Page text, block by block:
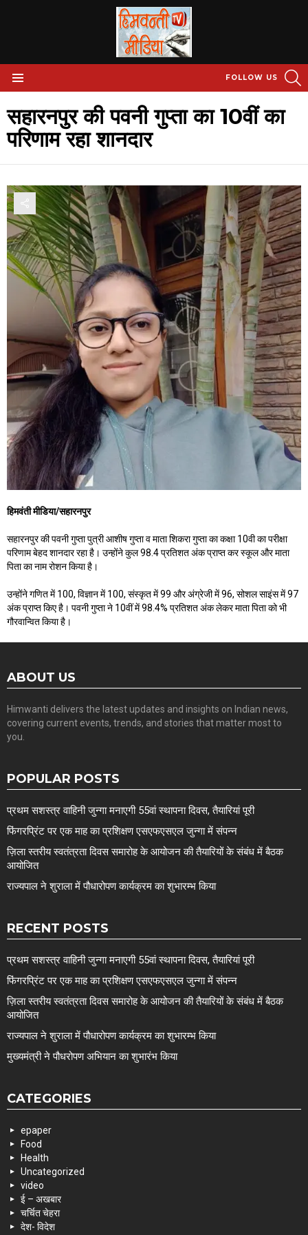
FOLLOW US
सहारनपुर की पवनी गुप्ता का 10वीं का
परिणाम रहा शानदार
हिमवंती मीडिया/सहारनपुर
सहारनपुर की पवनी गुप्ता पुत्री आशीष गुप्ता व माता शिकरा गुप्ता का कक्षा 10वी का परीक्षा
परिणाम बेहद शानदार रहा है। उन्होंने कुल 98.4 प्रतिशत अंक प्राप्त कर स्कूल और माता
पिता का नाम रोशन किया है।
उन्होंने गणित में 100, विज्ञान में 100, संस्कृत में 99 और अंग्रेजी में 96, सोशल साइंस में 97
अंक प्राप्त किए है। पवनी गुप्ता ने 10वीं में 98.4% प्रतिशत अंक लेकर माता पिता को भी
गौरवान्वित किया है।
ABOUT US
Himwanti delivers the latest updates and insights on Indian news,
covering current events, trends, and stories that matter most to
you.
POPULAR POSTS
प्रथम सशस्त्र वाहिनी जुन्गा मनाएगी 55वां स्थापना दिवस, तैयारियां पूरी
फिंगरप्रिंट पर एक माह का प्रशिक्षण एसएफएसएल जुन्गा में संपन्न
ज़िला स्तरीय स्वतंत्रता दिवस समारोह के आयोजन की तैयारियों के संबंध में बैठक
आयोजित
राज्यपाल ने शुराला में पौधारोपण कार्यक्रम का शुभारम्भ किया
RECENT POSTS
प्रथम सशस्त्र वाहिनी जुन्गा मनाएगी 55वां स्थापना दिवस, तैयारियां पूरी
फिंगरप्रिंट पर एक माह का प्रशिक्षण एसएफएसएल जुन्गा में संपन्न
ज़िला स्तरीय स्वतंत्रता दिवस समारोह के आयोजन की तैयारियों के संबंध में बैठक
आयोजित
राज्यपाल ने शुराला में पौधारोपण कार्यक्रम का शुभारम्भ किया
मुख्यमंत्री ने पौधरोपण अभियान का शुभारंभ किया
CATEGORIES
epaper
Food
Health
Uncategorized
video
ई – अखबार
चर्चित चेहरा
देश- विदेश